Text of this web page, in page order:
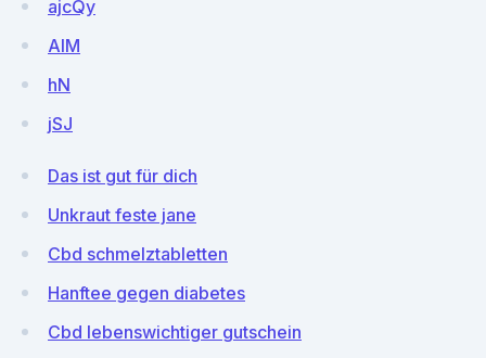
ajcQy
AIM
hN
jSJ
Das ist gut für dich
Unkraut feste jane
Cbd schmelztabletten
Hanftee gegen diabetes
Cbd lebenswichtiger gutschein